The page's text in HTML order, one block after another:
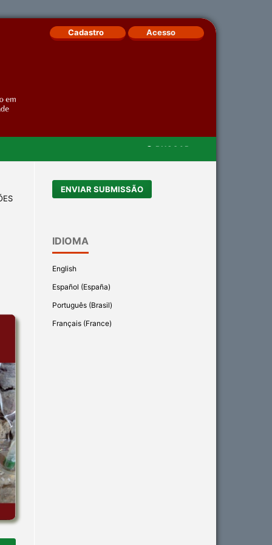
BUSCAR
Cadastro Acesso
ENVIAR SUBMISSÃO
IDIOMA
English
Español (España)
Português (Brasil)
Français (France)